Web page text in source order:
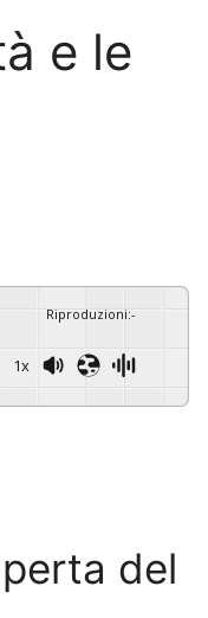
e le
Riproduzioni:-
1x
del